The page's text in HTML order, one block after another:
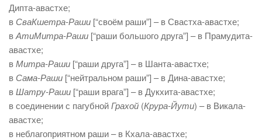
Дипта-авастхе;
в СваКшетра-Раши [“своём раши”] – в Свастха-авастхе;
вАтиМитра-Раши [“раши большого друга”] – в Прамудита-
авастхе;
вМитра-Раши [“раши друга”] – в Шанта-авастхе;
в Сама-Раши [“нейтральном раши”] – в Дина-авастхе;
вШатру-Раши [“раши врага”] – в Дукхита-авастхе;
в соединении с пагубнойГрахой (Крура-Йути) – в Викала-
авастхе;
в неблагоприятном раши – в Кхала-авастхе;